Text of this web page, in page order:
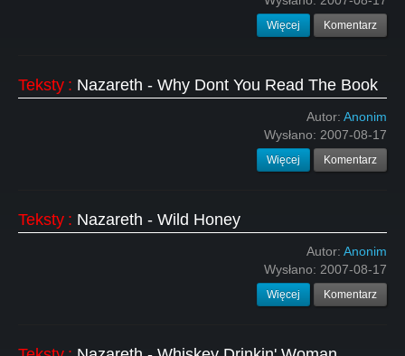
Więcej Komentarz
Teksty : Nazareth - Why Dont You Read The Book
Autor: Anonim
Wysłano: 2007-08-17
Więcej Komentarz
Teksty : Nazareth - Wild Honey
Autor: Anonim
Wysłano: 2007-08-17
Więcej Komentarz